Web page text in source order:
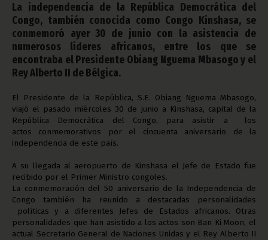
La independencia de la República Democrática del
Congo, también conocida como Congo Kinshasa, se
conmemoró ayer 30 de junio con la asistencia de
numerosos líderes africanos, entre los que se
encontraba el Presidente Obiang Nguema Mbasogo y el
Rey Alberto II de Bélgica.
El Presidente de la República, S.E. Obiang Nguema Mbasogo,
viajó el pasado miércoles 30 de junio a Kinshasa, capital de la
República Democrática del Congo, para asistir a los
actos conmemorativos por el cincuenta aniversario de la
independencia de este país.
A su llegada al aeropuerto de Kinshasa el Jefe de Estado fue
recibido por el Primer Ministro congoles.
La conmemoración del 50 aniversario de la Independencia de
Congo también ha reunido a destacadas personalidades
políticas y a diferentes Jefes de Estados africanos. Otras
personalidades que han asistido a los actos son Ban Ki Moon, el
actual Secretario General de Naciones Unidas y el Rey Alberto II